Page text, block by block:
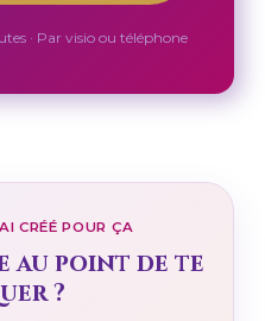
· Par visio ou téléphone
CRÉÉ POUR ÇA
au point de te
?